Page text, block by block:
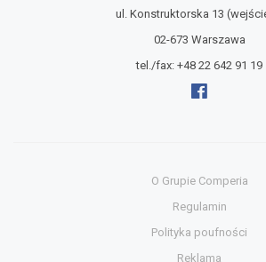
ul. Konstruktorska 13
02-673 Warszawa
tel./fax: +48 22 642 91 19
O Grupie Comperia
Regulamin
Polityka poufności
Reklama